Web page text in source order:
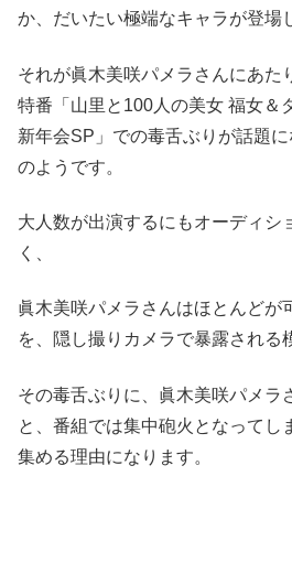
か、だいたい極端なキャラが登場
それが眞木美咲パメラさんにあた
特番「山里と100人の美女 福女＆
新年会SP」での毒舌ぶりが話題
のようです。
大人数が出演するにもオーディシ
く、
眞木美咲パメラさんはほとんどが
を、隠し撮りカメラで暴露される
その毒舌ぶりに、眞木美咲パメラ
と、番組では集中砲火となってし
集める理由になります。